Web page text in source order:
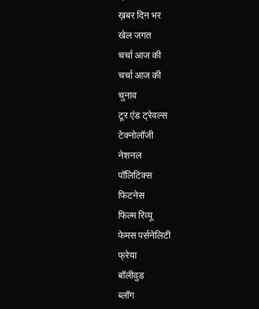
ख़बर दिन भर
खेल जगत
चर्चा आज की
चर्चा आज की
चुनाव
टूर एंड ट्रेवल्स
टेक्नोलॉजी
नेशनल
पॉलिटिक्स
फिटनेस
फिल्म रिव्यू
फेमस पर्सनेलिटी
फ्रेया
बॉलीवुड
ब्लॉग